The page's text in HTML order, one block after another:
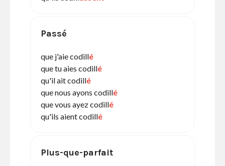
Passé
que j'aie codillé
que tu aies codillé
qu'il ait codillé
que nous ayons codillé
que vous ayez codillé
qu'ils aient codillé
Plus-que-parfait